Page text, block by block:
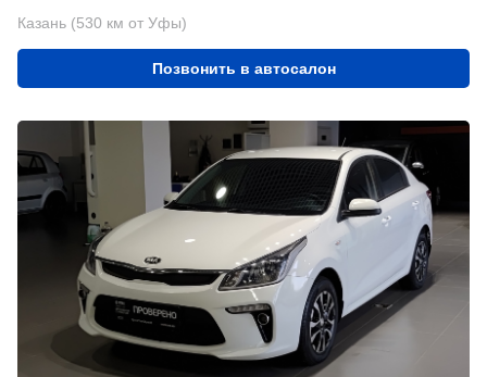
Казань (530 км от Уфы)
Позвонить в автосалон